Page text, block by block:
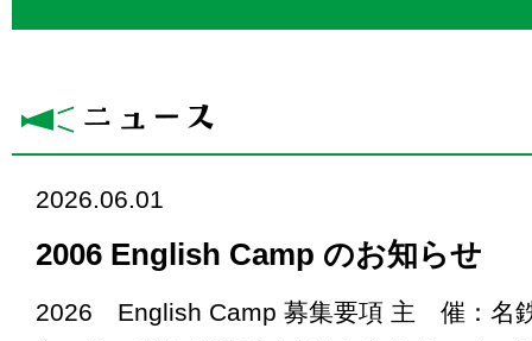
2026.06.01
2006 English Camp のお知らせ
2026 English Camp 募集要項 主 催：名